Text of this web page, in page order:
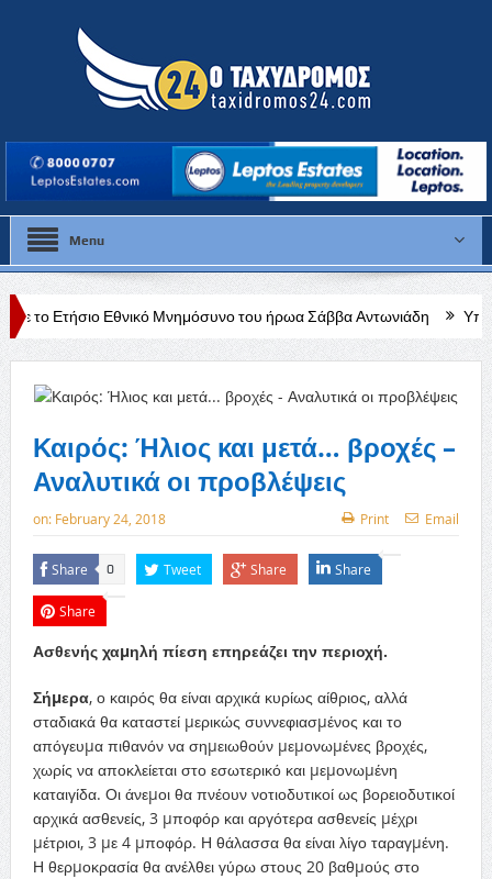
Menu
Μνημόσυνο του ήρωα Σάββα Αντωνιάδη Υπό έλεγχο η
Καιρός: Ήλιος και μετά… βροχές –
Αναλυτικά οι προβλέψεις
on: February 24, 2018 Print Email
Share 0 Tweet Share Share
Share
Ασθενής χαµηλή πίεση επηρεάζει την περιοχή.
Σήµερα, ο καιρός θα είναι αρχικά κυρίως αίθριος, αλλά
σταδιακά θα καταστεί µερικώς συννεφιασµένος και το
απόγευµα πιθανόν να σηµειωθούν µεµονωµένες βροχές,
χωρίς να αποκλείεται στο εσωτερικό και µεµονωµένη
καταιγίδα. Οι άνεµοι θα πνέουν νοτιοδυτικοί ως βορειοδυτικοί
αρχικά ασθενείς, 3 µποφόρ και αργότερα ασθενείς µέχρι
µέτριοι, 3 µε 4 µποφόρ. Η θάλασσα θα είναι λίγο ταραγµένη.
Η θερµοκρασία θα ανέλθει γύρω στους 20 βαθµούς στο